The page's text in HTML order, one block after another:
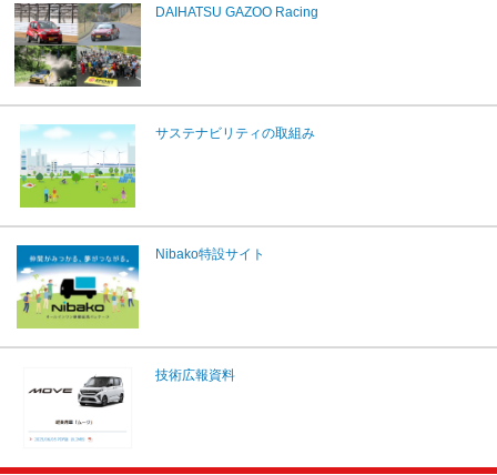
DAIHATSU GAZOO Racing
サステナビリティの取組み
Nibako特設サイト
技術広報資料